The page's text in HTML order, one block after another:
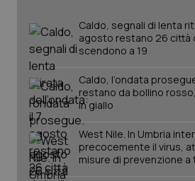
Caldo, segnali di lenta
agosto restano 26 città
scendono a 19
Caldo, l’ondata
restano da bollino
in giallo
West Nile. In Umbria
precocemente il virus,
misure di prevenzione